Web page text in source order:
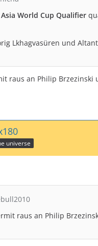
Asia World Cup Qualifier
Lkhagvasüren und
raus an Philip Brzezinski
universe
raus an Philip